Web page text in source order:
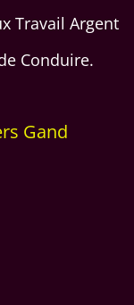
Travail Argent
Conduire.
Gand